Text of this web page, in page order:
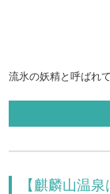
流氷の妖精と呼ばれ
【麒麟山温